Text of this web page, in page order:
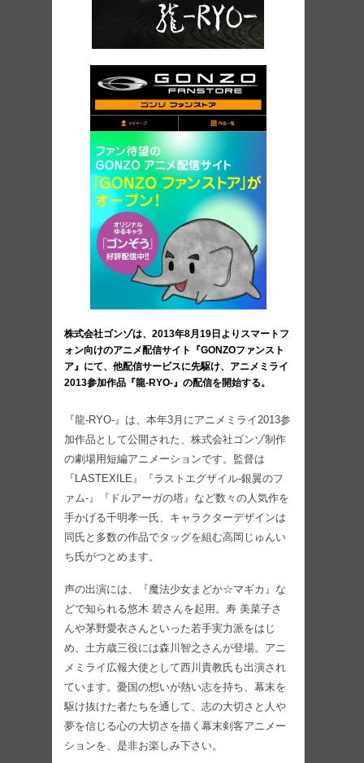
株式会社ゴンゾは、2013年8月19日よりスマートフ
ォン向けのアニメ配信サイト『GONZOファンスト
ア』にて、他配信サービスに先駆け、アニメミライ
2013参加作品『龍-RYO-』の配信を開始する。
『龍-RYO-』は、本年3月にアニメミライ2013参
加作品として公開された、株式会社ゴンゾ制作
の劇場用短編アニメーションです。監督は
『LASTEXILE』『ラストエグザイル-銀翼のフ
ァム-』『ドルアーガの塔』など数々の人気作を
手かげる千明孝一氏、キャラクターデザインは
同氏と多数の作品でタッグを組む高岡じゅんい
ち氏がつとめます。
声の出演には、『魔法少女まどか☆マギカ』な
どで知られる悠木 碧さんを起用。寿 美菜子さ
んや茅野愛衣さんといった若手実力派をはじ
め、土方歳三役には森川智之さんが登場。アニ
メミライ広報大使として西川貴教氏も出演され
ています。憂国の想いが熱い志を持ち、幕末を
駆け抜けた者たちを通して、志の大切さと人や
夢を信じる心の大切さを描く幕末剣客アニメー
ションを、是非お楽しみ下さい。